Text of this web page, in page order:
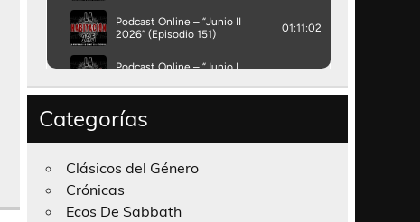
Categorías
Clásicos del Género
Crónicas
Ecos De Sabbath